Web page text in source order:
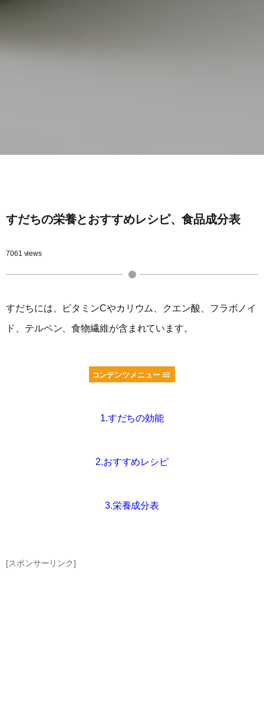
すだちの栄養とおすすめレシピ、食品成分表
7061 views
すだちには、ビタミンCやカリウム、クエン酸、フラボノイ
ド、テルペン、食物繊維が含まれています。
コンテンツメニュー
1.すだちの効能
2.おすすめレシピ
3.栄養成分表
[スポンサーリンク]